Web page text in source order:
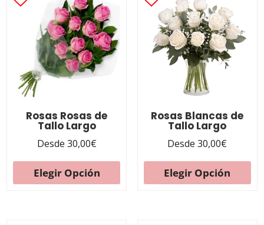
Rosas Rosas de
Tallo Largo
Desde 30,00€
Elegir Opción
Rosas Blancas de
Tallo Largo
Desde30,00€
Elegir Opción